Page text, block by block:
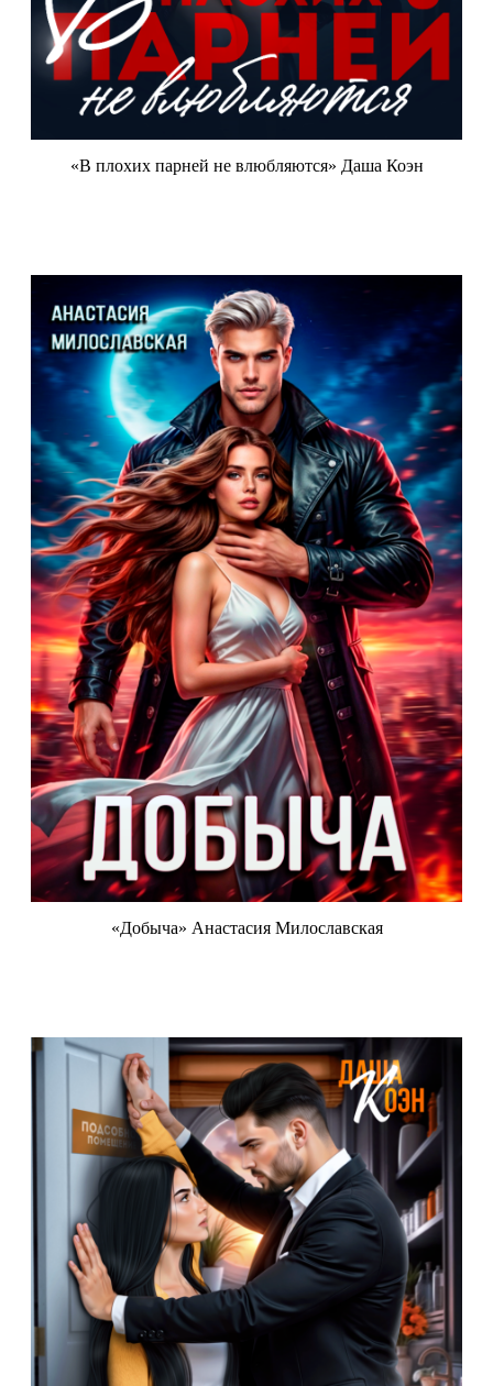
«В плохих парней не влюбляются» Даша Коэн
«Добыча» Анастасия Милославская